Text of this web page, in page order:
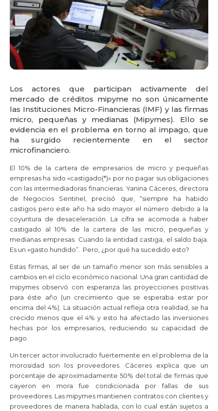
Los actores que participan activamente del
mercado de créditos mipyme no son únicamente
las Instituciones Micro-Financieras (IMF) y las firmas
micro, pequeñas y medianas (Mipymes). Ello se
evidencia en el problema en torno al impago, que
ha surgido recientemente en el sector
microfinanciero.
El 10% de la cartera de empresarios de micro y pequeñas
empresas ha sido «castigado(*)» por no pagar sus obligaciones
con las intermediadoras financieras. Yanina Cáceres, directora
de Negocios Sentinel, precisó que, “siempre ha habido
castigos pero este año ha sido mayor el número debido a la
coyuntura de desaceleración. La cifra se acomoda a haber
castigado al 10% de la cartera de las micro, pequeñas y
medianas empresas. Cuando la entidad castiga, el saldo baja.
Es un «gasto hundido”. Pero, ¿por qué ha sucedido esto?
Estas firmas, al ser de un tamaño menor son más sensibles a
cambios en el ciclo económico nacional. Una gran cantidad de
mipymes observó con esperanza las proyecciones positivas
para éste año (un crecimiento que se esperaba estar por
encima del 4%). La situación actual refleja otra realidad, se ha
crecido menos que el 4% y esto ha afectado las inversiones
hechas por los empresarios, reduciendo su capacidad de
pago.
Un tercer actor involucrado fuertemente en el problema de la
morosidad son los proveedores. Cáceres explica que un
porcentaje de aproximadamente 50% del total de firmas que
cayeron en mora fue condicionada por fallas de sus
proveedores. Las mipymes mantienen contratos con clientes y
proveedores de manera hablada, con lo cual están sujetos a